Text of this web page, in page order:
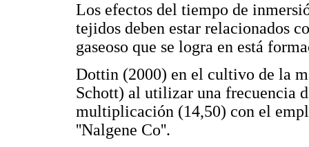
Los efectos del tiempo de
tejidos deben estar relacionados
gaseoso que se logra en está
Dottin (2000) en el cultivo de la
Schott) al utilizar una frecuencia
multiplicación (14,50) con el
''Nalgene Co''.